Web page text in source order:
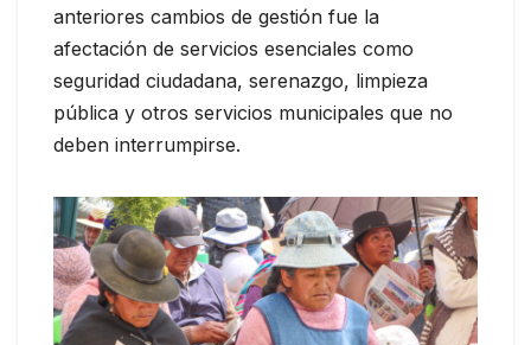
anteriores cambios de gestión fue la
afectación de servicios esenciales como
seguridad ciudadana, serenazgo, limpieza
pública y otros servicios municipales que no
deben interrumpirse.